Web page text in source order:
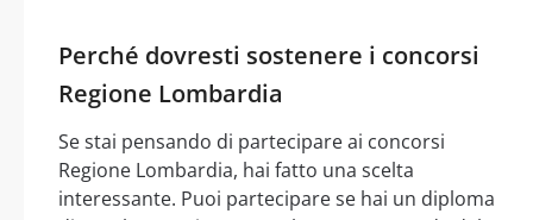
Perché dovresti sostenere i concorsi
Regione Lombardia
Se stai pensando di partecipare ai concorsi
Regione Lombardia, hai fatto una scelta
interessante. Puoi partecipare se hai un diploma